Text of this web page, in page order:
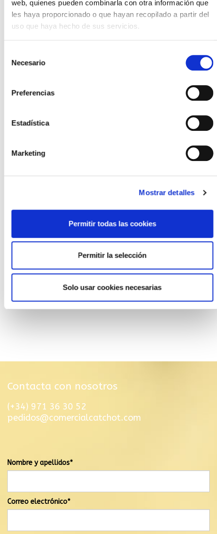
web, quienes pueden combinarla con otra información que
les haya proporcionado o que hayan recopilado a partir del
uso que haya hecho de sus servicios.
Necesario
Preferencias
Estadística
Marketing
Mostrar detalles
Permitir todas las cookies
Permitir la selección
Solo usar cookies necesarias
Contacta con nosotros
(+34) 971 36 30 52
pedidos@comercialcatchot.com
Nombre y apellidos*
Correo electrónico*